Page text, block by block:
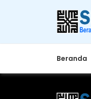
Beranda